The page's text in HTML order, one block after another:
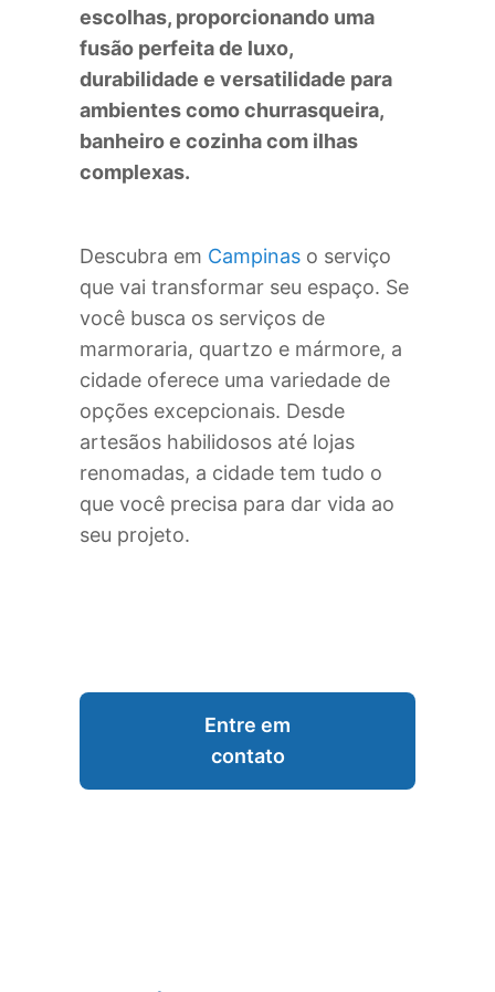
escolhas, proporcionando uma
fusão perfeita de luxo,
durabilidade e versatilidade para
ambientes como churrasqueira,
banheiro e cozinha com ilhas
complexas.
Descubra em Campinas o serviço
que vai transformar seu espaço. Se
você busca os serviços de
marmoraria, quartzo e mármore, a
cidade oferece uma variedade de
opções excepcionais. Desde
artesãos habilidosos até lojas
renomadas, a cidade tem tudo o
que você precisa para dar vida ao
seu projeto.
Entre em
contato